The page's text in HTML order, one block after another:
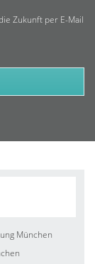
Zukunft per E-Mail
München